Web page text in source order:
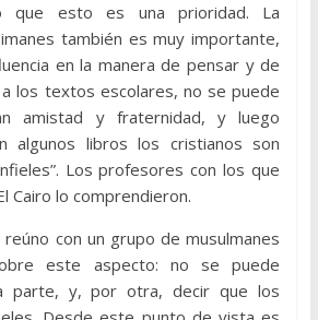
que esto es una prioridad. La
también es muy importante,
en la manera de pensar y de
a los textos escolares, no se puede
amistad y fraternidad, y luego
algunos libros los cristianos son
Los profesores con los que
Cairo lo comprendieron.
con un grupo de musulmanes
este aspecto: no se puede
parte, y, por otra, decir que los